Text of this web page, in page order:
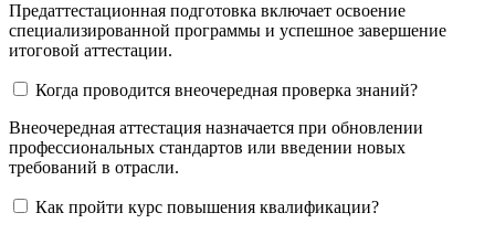
Предаттестационная подготовка включает освоение
специализированной программы и успешное завершение
итоговой аттестации.
Когда проводится внеочередная проверка знаний?
Внеочередная аттестация назначается при обновлении
профессиональных стандартов или введении новых
требований в отрасли.
Как пройти курс повышения квалификации?